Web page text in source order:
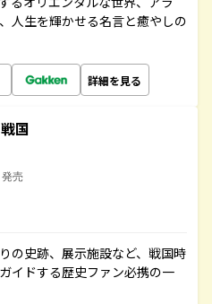
人生を輝かせる名言と癒やしの
詳細を見る
国
売
の史跡、展示施設など、戦国時
イドする歴史ファン必携の一